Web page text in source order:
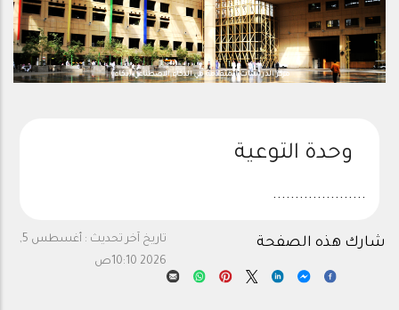
مركز الدراسات المتقدمة في الذكاء الاصطناعي (ذكاء)
وحدة التوعية
.....................
تاريخ آخر تحديث :
أغسطس 5,
2026 10:10ص
شارك هذه الصفحة